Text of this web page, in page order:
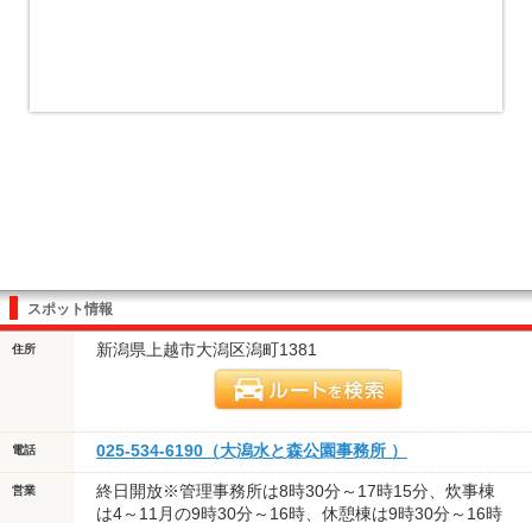
スポット情報
住所 新潟県上越市大潟区潟町1381
電話 025-534-6190（大潟水と森公園事務所 ）
営業
終日開放※管理事務所は8時30分～17時15分、炊事棟
は4～11月の9時30分～16時、休憩棟は9時30分～16時